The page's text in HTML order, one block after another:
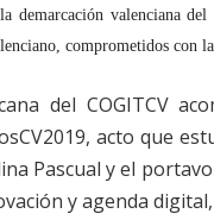
demarcación valenciana
comprometidos con
del COGITCV
acto que
Pascual y el
y agenda